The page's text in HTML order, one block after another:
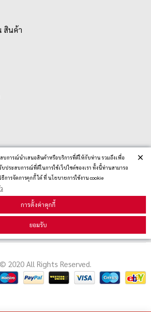
สบการณ์นำเสนอสินค้าหรือบริการที่ดีให้กับท่าน รวมถึงเพื่อ
ประสบการณ์ที่ดีในการใช้เว็ปไซต์ของเรา ทั้งนี้ท่านสามารถ
ารจัดการคุกกี้ ได้ ที่ นโยบายการใช้งาน cookie
การตั้งค่าคุกกี้
ยอมรับ
×
สินค้า
รับข่าวสาร
2020 All Rights Reserved.